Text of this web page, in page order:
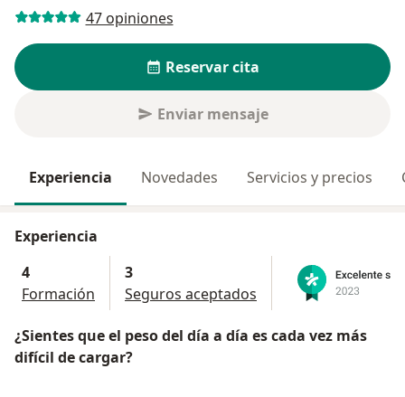
47 opiniones
Reservar cita
Enviar mensaje
Experiencia Novedades Servicios y precios
Experiencia
4
Formación
3
Seguros aceptados
¿Sientes que el peso del día a día es cada vez más
difícil de cargar?